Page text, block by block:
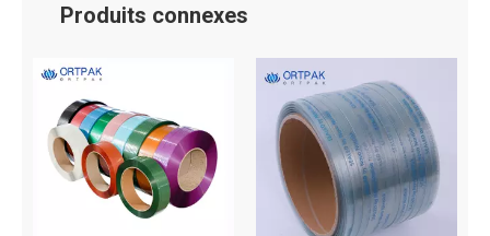
Produits connexes